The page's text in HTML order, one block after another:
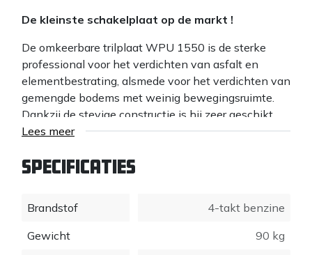
De kleinste schakelplaat op de markt !
De omkeerbare trilplaat WPU 1550 is de sterke
professional voor het verdichten van asfalt en
elementbestrating, alsmede voor het verdichten van
gemengde bodems met weinig bewegingsruimte.
Dankzij de stevige constructie is hij zeer geschikt
voor professionel en continu gebruik in de tuinbouw
wegenbouw, bijvoorbeeld voor het verdichten van
Met behulp van de ongeëvenaarde
geïntegreerde
transportwals
Lees meer
Specificaties
Brandstof
4-takt benzine
Gewicht
90 kg